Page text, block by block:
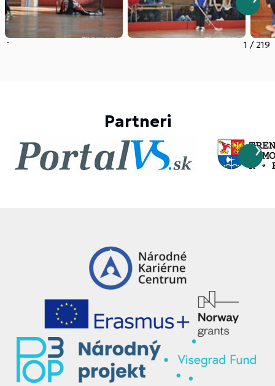
1 / 219
Partneri